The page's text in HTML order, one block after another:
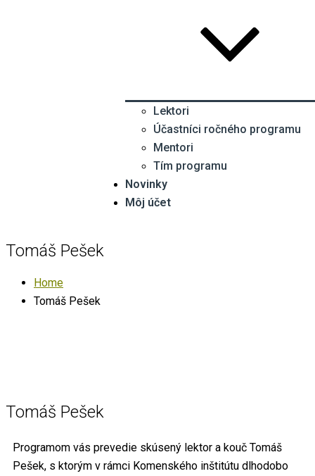
Lektori
Účastníci ročného programu
Mentori
Tím programu
Novinky
Môj účet
Tomáš Pešek
Home
Tomáš Pešek
Tomáš Pešek
Programom vás prevedie skúsený lektor a kouč Tomáš
Pešek, s ktorým v rámci Komenského inštitútu dlhodobo